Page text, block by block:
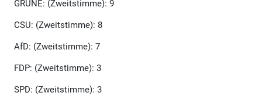
GRÜNE: (Zweitstimme): 9
CSU: (Zweitstimme): 8
AfD: (Zweitstimme): 7
FDP: (Zweitstimme): 3
SPD: (Zweitstimme): 3